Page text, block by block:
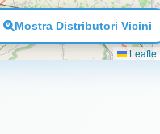
Leaflet
Mostra Distributori Vicini